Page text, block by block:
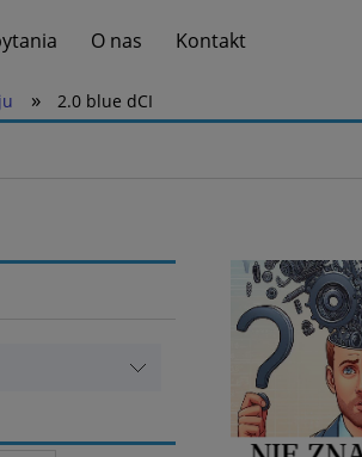
O nas Kontakt
» 2.0 blue dCI